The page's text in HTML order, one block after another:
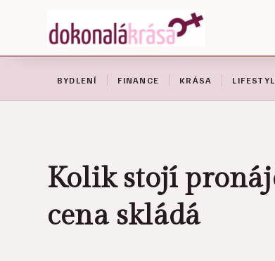
BYDLENÍ FINANCE KRÁSA
Kolik stojí
cena skládá